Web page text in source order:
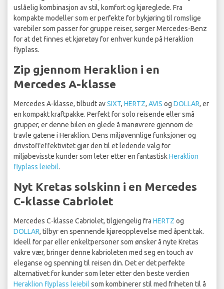
uslåelig kombinasjon av stil, komfort og kjøreglede. Fra
kompakte modeller som er perfekte for bykjøring til romslige
varebiler som passer for gruppe reiser, sørger Mercedes-Benz
for at det finnes et kjøretøy for enhver kunde på Heraklion
flyplass.
Zip gjennom Heraklion i en
Mercedes A-klasse
Mercedes A-klasse, tilbudt avSIXT, HERTZ, AVIS og DOLLAR, er
en kompakt kraftpakke. Perfekt for solo reisende eller små
grupper, er denne bilen en glede å manøvrere gjennom de
travle gatene i Heraklion. Dens miljøvennlige funksjoner og
drivstoffeffektivitet gjør den til et ledende valg for
miljøbevisste kunder som leter etter en fantastiskHeraklion
flyplass leiebil.
Nyt Kretas solskinn i en Mercedes
C-klasse Cabriolet
Mercedes C-klasse Cabriolet, tilgjengelig fra HERTZ og
DOLLAR, tilbyr en spennende kjøreopplevelse med åpent tak.
Ideell for par eller enkeltpersoner som ønsker å nyte Kretas
vakre vær, bringer denne kabrioleten med seg en touch av
eleganse og spenning til reisen din. Det er det perfekte
alternativet for kunder som leter etter den beste verdien
Heraklion flyplass leiebil som kombinerer stil med friheten til å